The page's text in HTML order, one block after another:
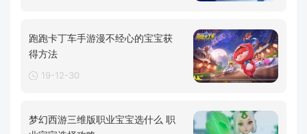
跑跑卡丁车手游漫不经心的宝宝获
得方法
19-12-30
梦幻西游三维版职业宝宝选什么 职